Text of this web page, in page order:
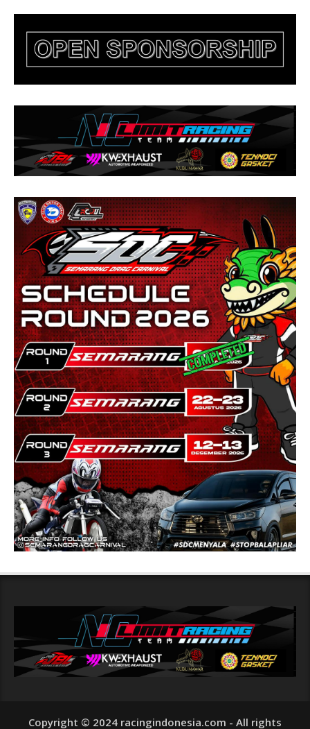
Copyright © 2024 racingindonesia.com - All rights